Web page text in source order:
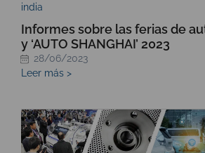
india
Informes sobre las ferias de
y ‘AUTO SHANGHAI’ 2023
28/06/2023
Leer más >